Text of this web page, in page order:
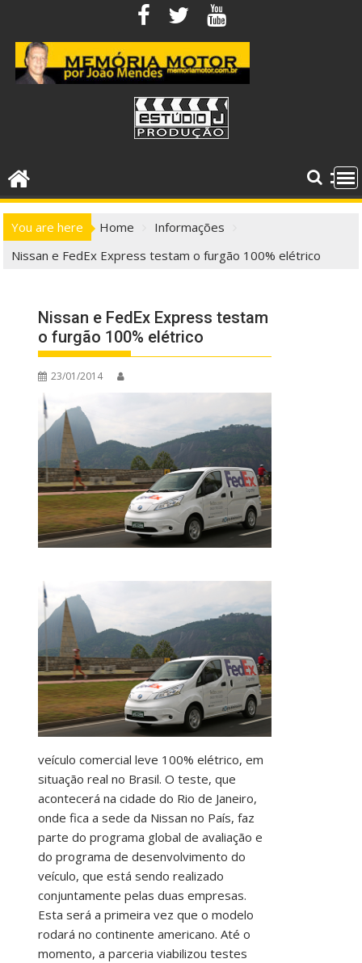
content
You are here Home
Informações
Nissan e FedEx Express testam o furgão 100% elétrico
Nissan e FedEx Express testam
o furgão 100% elétrico
23/01/2014
veículo comercial leve 100% elétrico, em
situação real no Brasil. O teste, que
acontecerá na cidade do Rio de Janeiro,
onde fica a sede da Nissan no País, faz
parte do programa global de avaliação e
do programa de desenvolvimento do
veículo, que está sendo realizado
conjuntamente pelas duas empresas.
Esta será a primeira vez que o modelo
rodará no continente americano. Até o
momento, a parceria viabilizou testes